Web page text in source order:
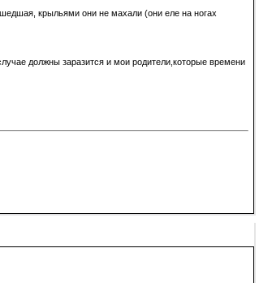
крыльями они не махали (они еле на ногах
должны заразится и мои родители,которые времени